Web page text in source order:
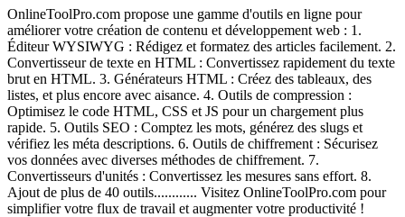
OnlineToolPro.com propose une gamme d'outils en ligne pour
améliorer votre création de contenu et développement web : 1.
Éditeur WYSIWYG : Rédigez et formatez des articles facilement. 2.
Convertisseur de texte en HTML : Convertissez rapidement du texte
brut en HTML. 3. Générateurs HTML : Créez des tableaux, des
listes, et plus encore avec aisance. 4. Outils de compression :
Optimisez le code HTML, CSS et JS pour un chargement plus
rapide. 5. Outils SEO : Comptez les mots, générez des slugs et
vérifiez les méta descriptions. 6. Outils de chiffrement : Sécurisez
vos données avec diverses méthodes de chiffrement. 7.
Convertisseurs d'unités : Convertissez les mesures sans effort. 8.
Ajout de plus de 40 outils............ Visitez OnlineToolPro.com pour
simplifier votre flux de travail et augmenter votre productivité !